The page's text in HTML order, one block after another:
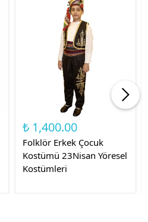
₺ 1,400.00
Folklör Erkek Çocuk
Kostümü 23Nisan Yöresel
Kostümleri